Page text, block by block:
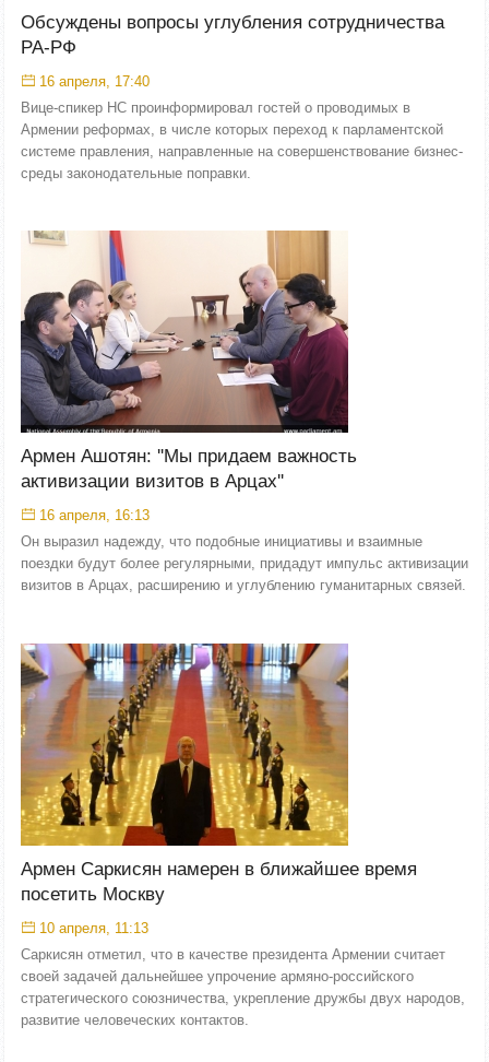
Обсуждены вопросы углубления сотрудничества
РА-РФ
16 апреля, 17:40
Вице-спикер НС проинформировал гостей о проводимых в
Армении реформах, в числе которых переход к парламентской
системе правления, направленные на совершенствование бизнес-
среды законодательные поправки.
Армен Ашотян: ''Мы придаем важность
активизации визитов в Арцах''
16 апреля, 16:13
Он выразил надежду, что подобные инициативы и взаимные
поездки будут более регулярными, придадут импульс активизации
визитов в Арцах, расширению и углублению гуманитарных связей.
Армен Саркисян намерен в ближайшее время
посетить Москву
10 апреля, 11:13
Саркисян отметил, что в качестве президента Армении считает
своей задачей дальнейшее упрочение армяно-российского
стратегического союзничества, укрепление дружбы двух народов,
развитие человеческих контактов.